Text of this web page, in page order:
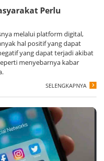
Perlu
melalui platform digital,
hal positif yang dapat
yang dapat terjadi akibat
menyebarnya kabar
SELENGKAPNYA